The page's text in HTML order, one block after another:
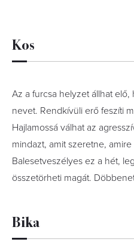
Kos
Az a furcsa helyzet állhat
nevet. Rendkívüli erő feszíti
Hajlamossá válhat az
mindazt, amit szeretne,
Balesetveszélyes ez a hét,
összetörheti magát.
Bika